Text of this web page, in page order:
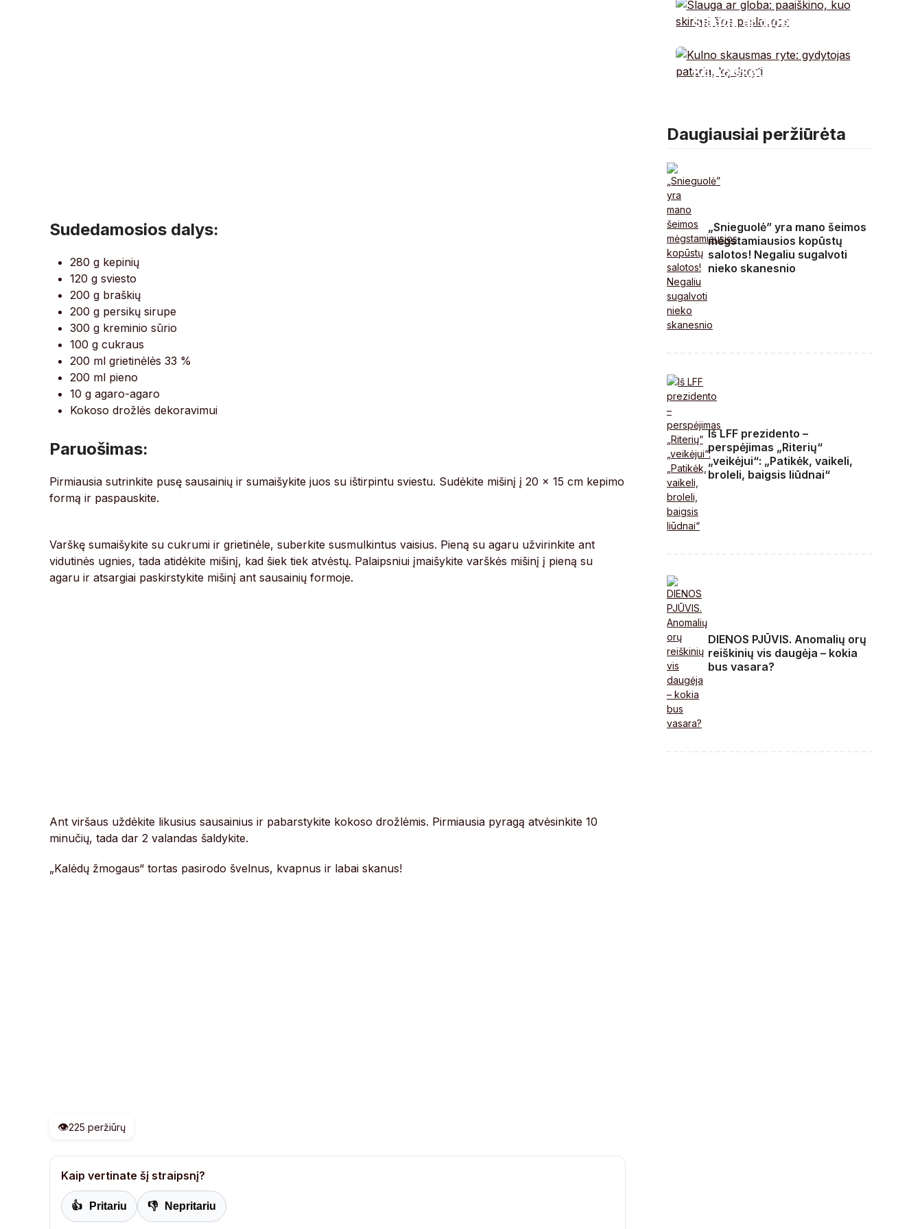
Sudedamosios dalys:
280 g kepinių
120 g sviesto
200 g braškių
200 g persikų sirupe
300 g kreminio sūrio
100 g cukraus
200 ml grietinėlės 33 %
200 ml pieno
10 g agaro-agaro
Kokoso drožlės dekoravimui
Paruošimas:
Pirmiausia sutrinkite pusę sausainių ir sumaišykite juos su ištirpintu sviestu. Sudėkite mišinį į 20 x 15 cm kepimo
formą ir paspauskite.
Varškę sumaišykite su cukrumi ir grietinėle, suberkite susmulkintus vaisius. Pieną su agaru užvirinkite ant
vidutinės ugnies, tada atidėkite mišinį, kad šiek tiek atvėstų. Palaipsniui įmaišykite varškės mišinį į pieną su
agaru ir atsargiai paskirstykite mišinį ant sausainių formoje.
Ant viršaus uždėkite likusius sausainius ir pabarstykite kokoso drožlėmis. Pirmiausia pyragą atvėsinkite 10
minučių, tada dar 2 valandas šaldykite.
„Kalėdų žmogaus“ tortas pasirodo švelnus, kvapnus ir labai skanus!
👁️225 peržiūrų
Kaip vertinate šį straipsnį?
👍 Pritariu 👎 Nepritariu
raudonas strėlytes
smiginio lentoje
Slauga ar globa:
šios paslaugos
Kulno skausmas ryte:
Daugiausiai peržiūrėta
„Snieguolė” yra mano šeimos
mėgstamiausios kopūstų
salotos! Negaliu sugalvoti
nieko skanesnio
Iš LFF prezidento –
perspėjimas „Riterių“
„veikėjui“: „Patikėk, vaikeli,
broleli, baigsis liūdnai“
DIENOS PJŪVIS. Anomalių orų
reiškinių vis daugėja – kokia
bus vasara?